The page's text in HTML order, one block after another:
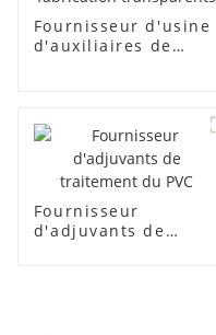
Fournisseur d'usine
d'auxiliaires de
Fournisseur
d'adjuvants de